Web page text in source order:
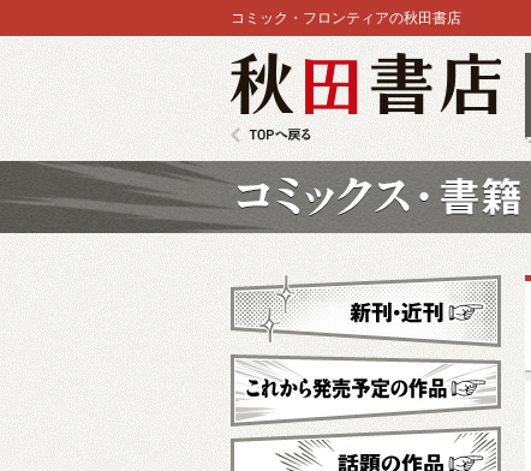
コミック・フロンティアの秋田書店
新刊・近刊
これから発売予定